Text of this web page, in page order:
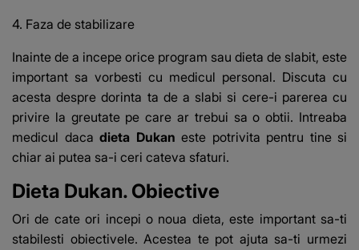
4. Faza de stabilizare
Inainte de a incepe orice program sau dieta de slabit, este
important sa vorbesti cu medicul personal. Discuta cu
acesta despre dorinta ta de a slabi si cere-i parerea cu
privire la greutate pe care ar trebui sa o obtii. Intreaba
medicul daca dieta Dukan este potrivita pentru tine si
chiar ai putea sa-i ceri cateva sfaturi.
Dieta Dukan. Obiective
Ori de cate ori incepi o noua dieta, este important sa-ti
stabilesti obiectivele. Acestea te pot ajuta sa-ti urmezi